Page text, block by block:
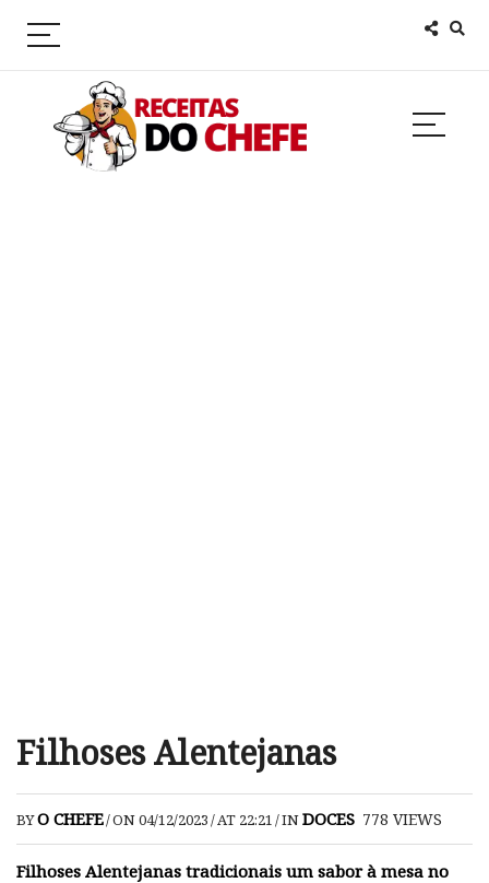
Filhoses Alentejanas
BYO CHEFE/ON 04/12/2023/AT 22:21/INDOCES 778 VIEWS
Filhoses Alentejanas tradicionais um sabor à mesa no